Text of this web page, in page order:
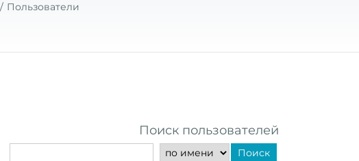
Пользователи
Поиск пользователей
Поиск